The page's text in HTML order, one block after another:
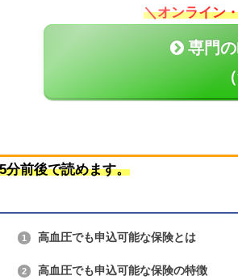
＼オンライン
専門
分前後で読めます。
1 高血圧でも申込可能な保険とは
2 高血圧でも申込可能な保険の特徴